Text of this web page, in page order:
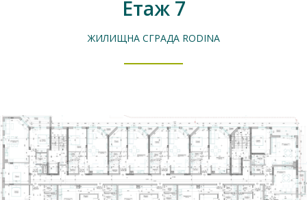
Етаж 7
ЖИЛИЩНА СГРАДА RODINA